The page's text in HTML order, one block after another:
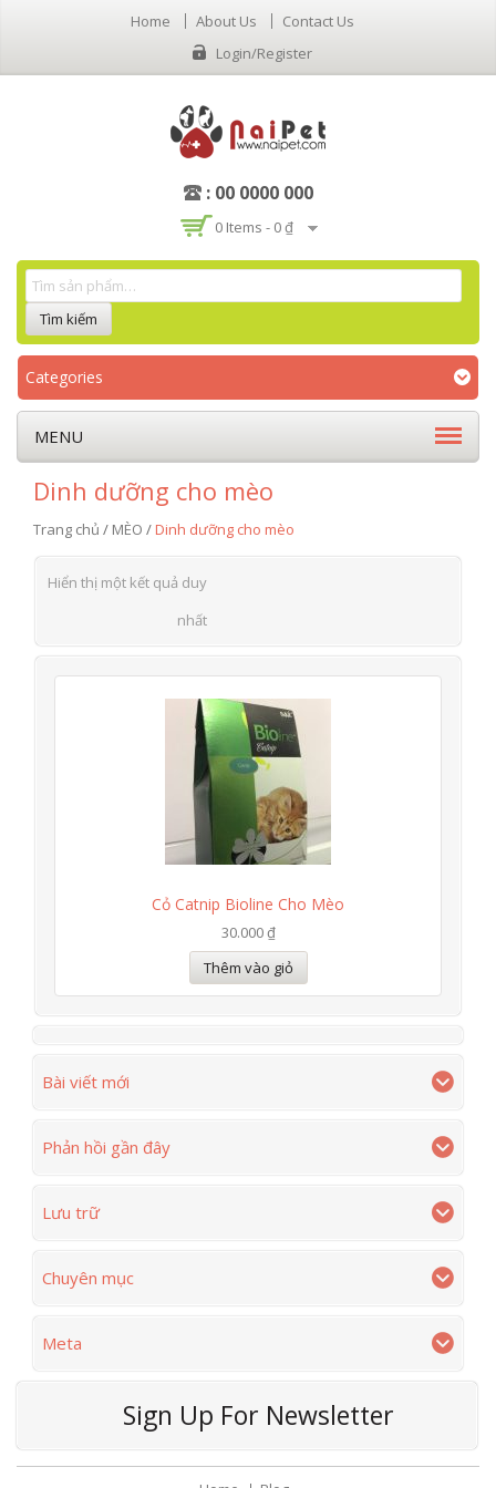
Home About Us
Contact Us
Login/Register
: 00 0000 000
0 Items - 0 ₫
Categories
MENU
Dinh dưỡng cho mèo
Trang chủ / MÈO /Dinh dưỡng cho mèo
Hiển thị một kết quả duy
nhất
Cỏ Catnip Bioline Cho Mèo
30.000 ₫
Thêm vào giỏ
Bài viết mới
Phản hồi gần đây
Lưu trữ
Chuyên mục
Meta
Sign Up For Newsletter